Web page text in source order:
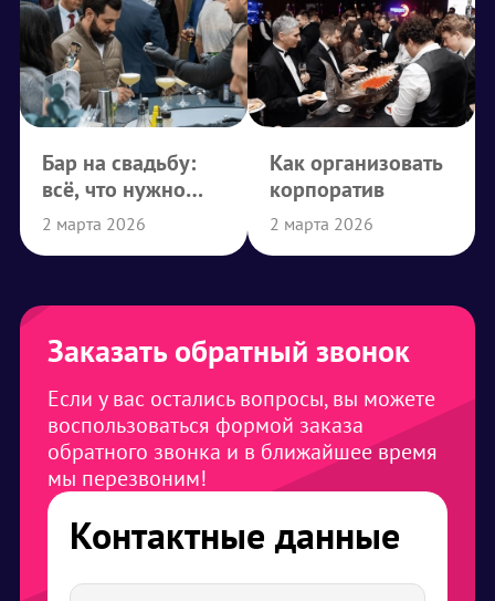
Бар на свадьбу:
всё, что нужно
знать
2 марта 2026
Как организовать
корпоратив
2 марта 2026
Заказать обратный звонок
Если у вас остались вопросы, вы можете
воспользоваться формой заказа
обратного звонка и в ближайшее время
мы перезвоним!
Контактные данные